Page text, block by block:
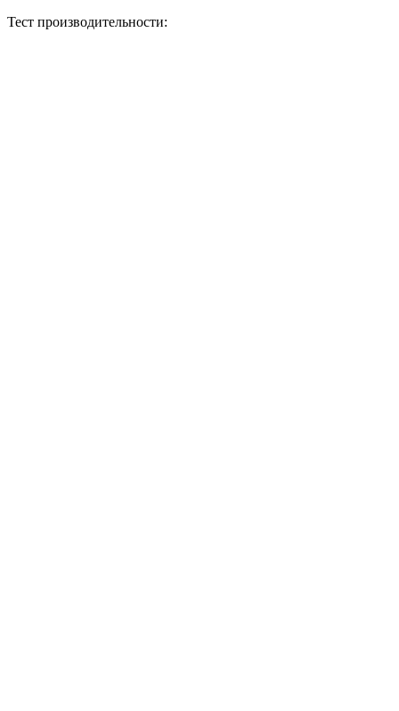
Тест производительности: